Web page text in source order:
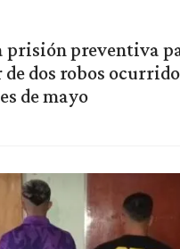
prisión preventiva
dos robos
de mayo